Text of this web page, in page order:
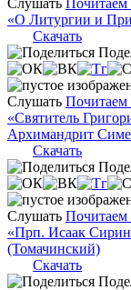
«О Литургии и
Скачать
Слушать Почитаем
«Святитель
Архимандрит
Скачать
Слушать Почитаем
«Прп. Исаак
(Томачинский)
Скачать